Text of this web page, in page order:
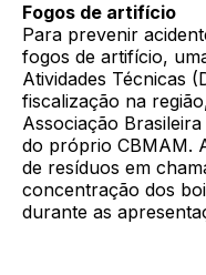
Fogos de artifício
Para prevenir
fogos de artifício,
Atividades Técnicas
fiscalização na
Associação
do próprio CBMAM.
de resíduos em
concentração dos
durante as